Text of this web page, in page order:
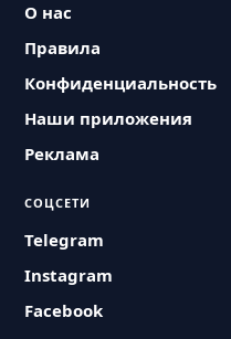
О нас
Правила
Конфиденциальность
Наши приложения
Реклама
СОЦСЕТИ
Telegram
Instagram
Facebook